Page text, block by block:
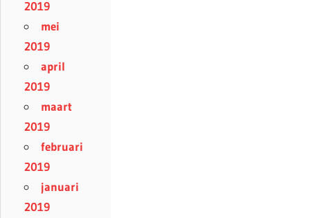
2019
mei
2019
april
2019
maart
2019
februari
2019
januari
2019